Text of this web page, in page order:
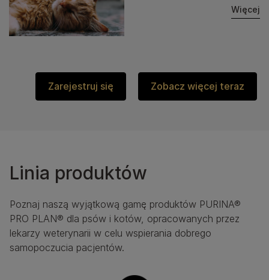
Więcej
Zarejestruj się Zobacz więcej teraz
Linia produktów
Poznaj naszą wyjątkową gamę produktów PURINA®
PRO PLAN® dla psów i kotów, opracowanych przez
lekarzy weterynarii w celu wspierania dobrego
samopoczucia pacjentów.